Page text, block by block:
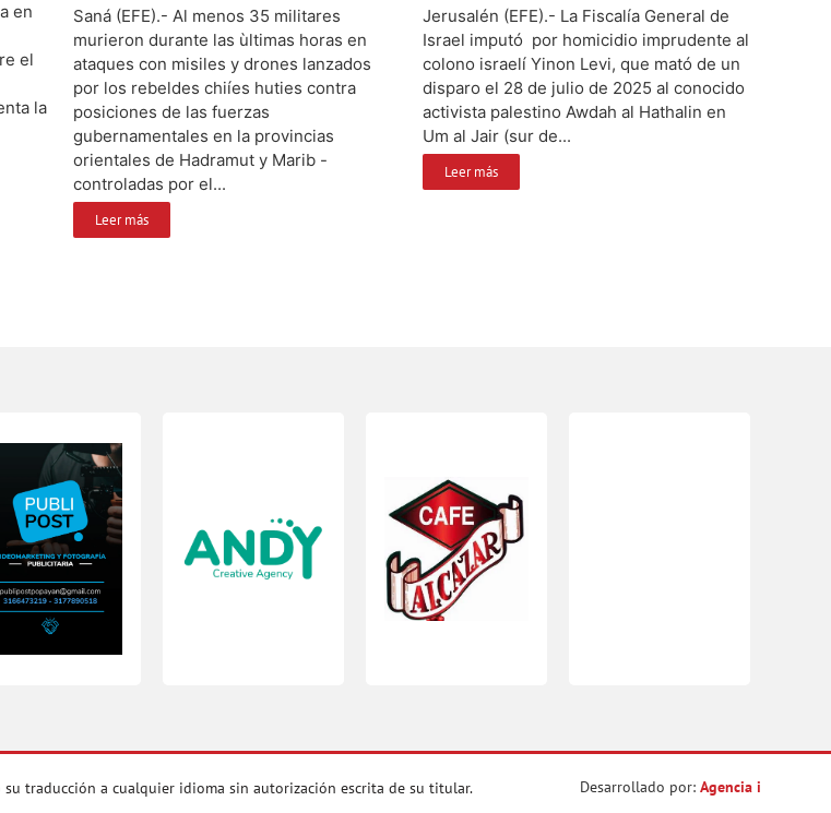
en
el
la
Saná (EFE).- Al menos 35 militares
murieron durante las ùltimas horas en
ataques con misiles y drones lanzados
por los rebeldes chiíes huties contra
posiciones de las fuerzas
gubernamentales en la provincias
orientales de Hadramut y Marib -
controladas por el...
Leer más
Jerusalén (EFE).- La Fiscalía General de
Israel imputó por homicidio imprudente al
colono israelí Yinon Levi, que mató de un
disparo el 28 de julio de 2025 al conocido
activista palestino Awdah al Hathalin en
Um al Jair (sur de...
Leer más
su traducción a cualquier idioma sin autorización escrita de su titular. Desarrollado por: Agencia i